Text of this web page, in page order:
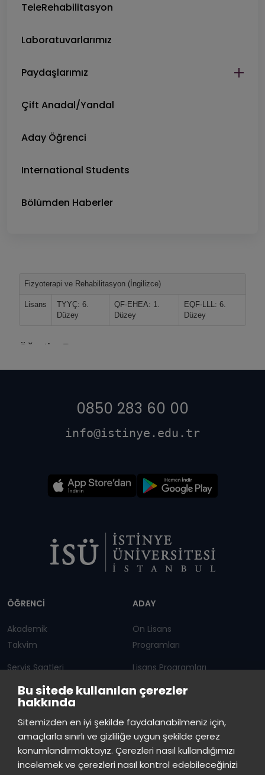
Bu sitede kullanılan çerezler
hakkında
Sitemizden en iyi şekilde faydalanabilmeniz için,
amaçlarla sınırlı ve gizliliğe uygun şekilde çerez
konumlandırmaktayız. Çerezleri nasıl kullandığımızı
incelemek ve çerezleri nasıl kontrol edebileceğinizi
TeleRehabilitasyon
Laboratuvarlarımız
Paydaşlarımız
Çift Anadal/Yandal
Aday Öğrenci
International Students
Bölümden Haberler
0850 283 60 00
info@istinye.edu.tr
ÖĞRENCİ
Akademik
Takvim
Servis Saatleri
Duyurular
ADAY
Ön Lisans
Programları
Lisans Programları
Lisansüstü
İSTİNYE
Basın İhaleler İstinye Post Kampüslerimiz
çevrimiçi
İstinye Üniversitesi